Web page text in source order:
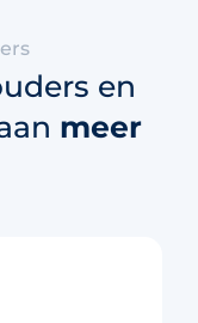
en
meer